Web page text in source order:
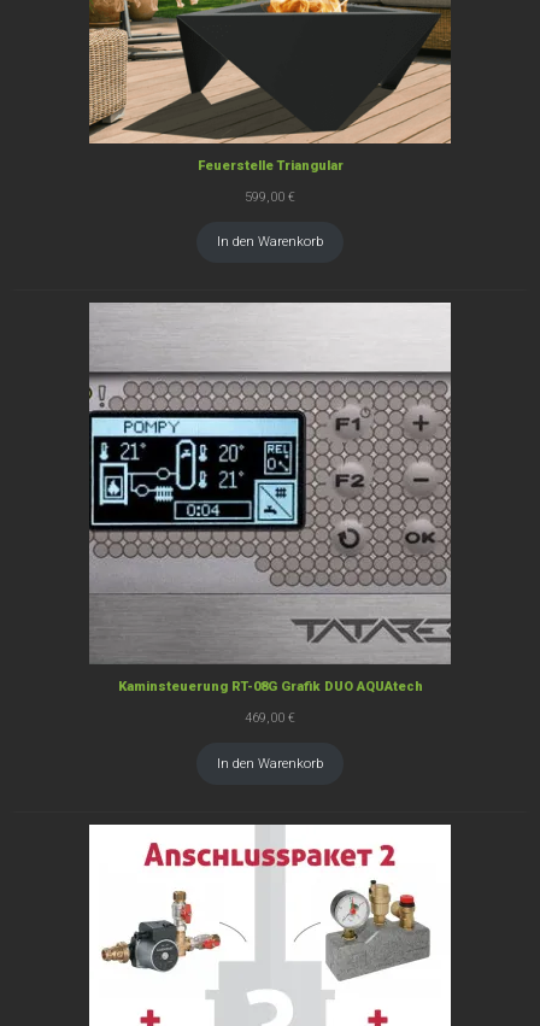
Feuerstelle Triangular
599,00 €
In den Warenkorb
Kaminsteuerung RT-08G Grafik DUO AQUAtech
469,00 €
In den Warenkorb